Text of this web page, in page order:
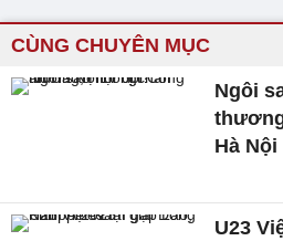
CÙNG CHUYÊN MỤC
Ngôi
Hà
U23